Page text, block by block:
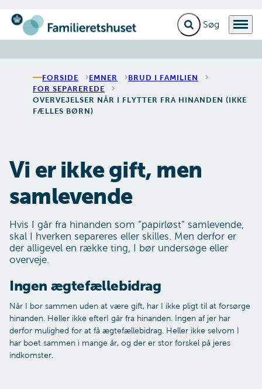
Gå til forsiden Fold søgefelt ud
Menu
FORSIDE EMNER
BRUD I FAMILIEN
FOR SEPAREREDE
OVERVEJELSER NÅR I FLYTTER FRA HINANDEN (IKKE
FÆLLES BØRN)
Vi er ikke gift, men
samlevende
Hvis I går fra hinanden som ”papirløst” samlevende,
skal I hverken separeres eller skilles. Men derfor er
der alligevel en række ting, I bør undersøge eller
overveje.
Ingen ægtefællebidrag
Når I bor sammen uden at være gift, har I ikke pligt til at forsørge
hinanden. Heller ikke efterI går fra hinanden. Ingen af jer har
derfor mulighed for at få ægtefællebidrag. Heller ikke selvom I
har boet sammen i mange år, og der er stor forskel på jeres
indkomster.